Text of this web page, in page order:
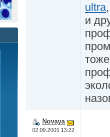
ultra
и
Novaya
02.09.2005 13:22